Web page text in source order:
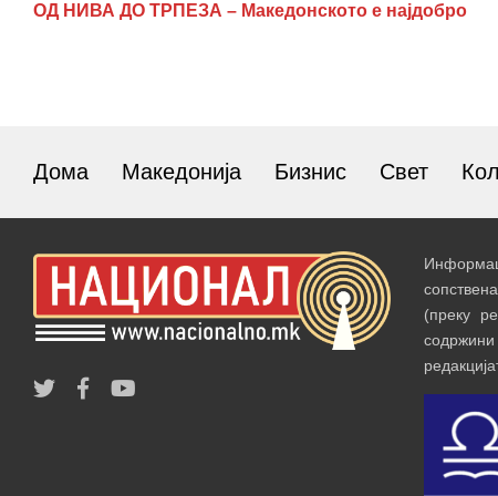
ОД НИВА ДО ТРПЕЗА – Македонското е најдобро
Дома Македонија Бизнис Свет
(преку